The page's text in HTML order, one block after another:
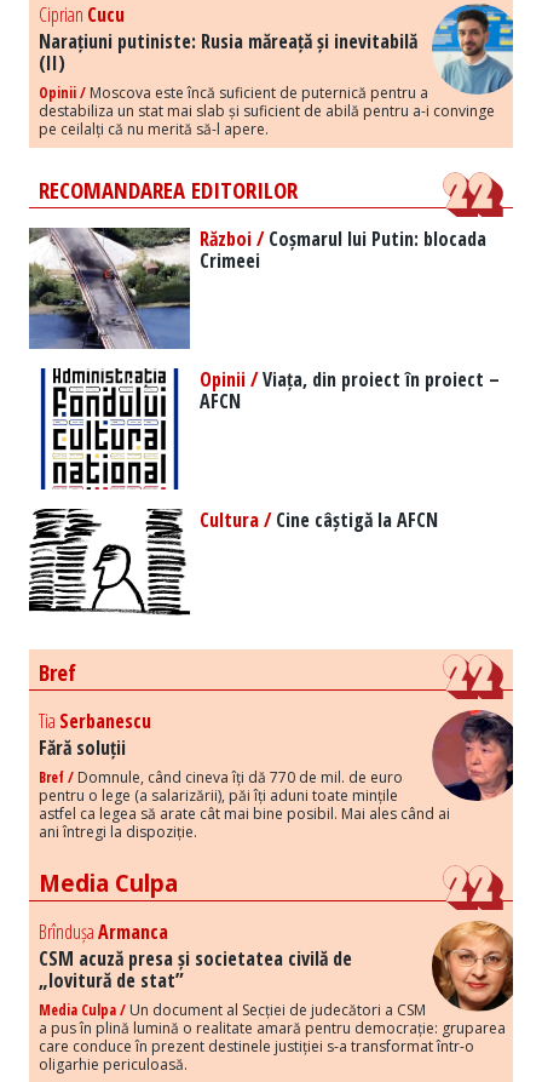
Ciprian Cucu
Narațiuni putiniste: Rusia măreață și inevitabilă
(II)
Opinii / Moscova este încă suficient de puternică pentru a
destabiliza un stat mai slab și suficient de abilă pentru a-i convinge
pe ceilalți că nu merită să-l apere.
RECOMANDAREA EDITORILOR
Război /Coșmarul lui Putin: blocada
Crimeei
Opinii /Viața, din proiect în proiect –
AFCN
Cultura /Cine câștigă la AFCN
Bref
Tia Serbanescu
Fără soluții
Bref / Domnule, când cineva îți dă 770 de mil. de euro
pentru o lege (a salarizării), păi îți aduni toate mințile
astfel ca legea să arate cât mai bine posibil. Mai ales când ai
ani întregi la dispoziție.
Media Culpa
BrîndușaArmanca
CSM acuză presa și societatea civilă de
„lovitură de stat”
Media Culpa / Un document al Secției de judecători a CSM
a pus în plină lumină o realitate amară pentru democrație: gruparea
care conduce în prezent destinele justiției s-a transformat într-o
oligarhie periculoasă.